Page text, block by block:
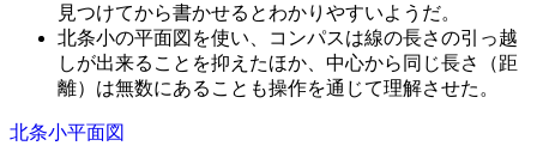
見つけてから書かせるとわかりやすいようだ。
北条小の平面図を使い、コンパスは線の長さの引っ越
しが出来ることを抑えたほか、中心から同じ長さ（距
離）は無数にあることも操作を通じて理解させた。
北条小平面図